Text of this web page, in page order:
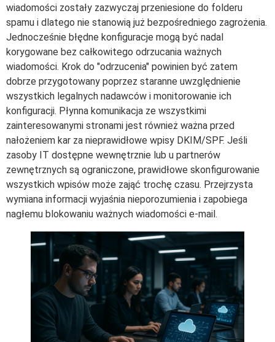
wiadomości zostały zazwyczaj przeniesione do folderu
spamu i dlatego nie stanowią już bezpośredniego zagrożenia.
Jednocześnie błędne konfiguracje mogą być nadal
korygowane bez całkowitego odrzucania ważnych
wiadomości. Krok do "odrzucenia" powinien być zatem
dobrze przygotowany poprzez staranne uwzględnienie
wszystkich legalnych nadawców i monitorowanie ich
konfiguracji. Płynna komunikacja ze wszystkimi
zainteresowanymi stronami jest również ważna przed
nałożeniem kar za nieprawidłowe wpisy DKIM/SPF. Jeśli
zasoby IT dostępne wewnętrznie lub u partnerów
zewnętrznych są ograniczone, prawidłowe skonfigurowanie
wszystkich wpisów może zająć trochę czasu. Przejrzysta
wymiana informacji wyjaśnia nieporozumienia i zapobiega
nagłemu blokowaniu ważnych wiadomości e-mail.